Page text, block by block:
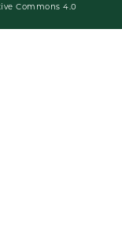
Commons 4.0